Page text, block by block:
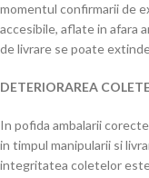
momentul confirmarii de
accesibile, aflate in afara
de livrare se poate
DETERIORAREA
In pofida ambalarii
in timpul manipularii si
integritatea coletelor